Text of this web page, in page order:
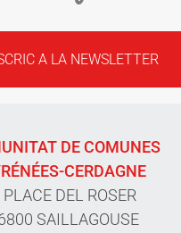
A LA NEWSLETTER
DE COMUNES
CERDAGNE
PLACE DEL ROSER
SAILLAGOUSE